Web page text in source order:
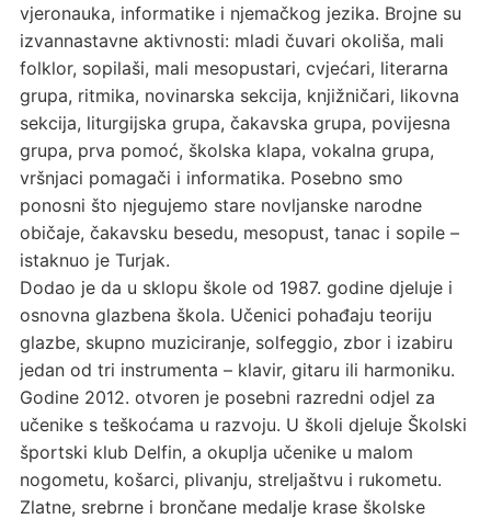
vjeronauka, informatike i njemačkog jezika. Brojne su
izvannastavne aktivnosti: mladi čuvari okoliša, mali
folklor, sopilaši, mali mesopustari, cvjećari, literarna
grupa, ritmika, novinarska sekcija, knjižničari, likovna
sekcija, liturgijska grupa, čakavska grupa, povijesna
grupa, prva pomoć, školska klapa, vokalna grupa,
vršnjaci pomagači i informatika. Posebno smo
ponosni što njegujemo stare novljanske narodne
običaje, čakavsku besedu, mesopust, tanac i sopile –
istaknuo je Turjak.
Dodao je da u sklopu škole od 1987. godine djeluje i
osnovna glazbena škola. Učenici pohađaju teoriju
glazbe, skupno muziciranje, solfeggio, zbor i izabiru
jedan od tri instrumenta – klavir, gitaru ili harmoniku.
Godine 2012. otvoren je posebni razredni odjel za
učenike s teškoćama u razvoju. U školi djeluje Školski
športski klub Delfin, a okuplja učenike u malom
nogometu, košarci, plivanju, streljaštvu i rukometu.
Zlatne, srebrne i brončane medalje krase školske